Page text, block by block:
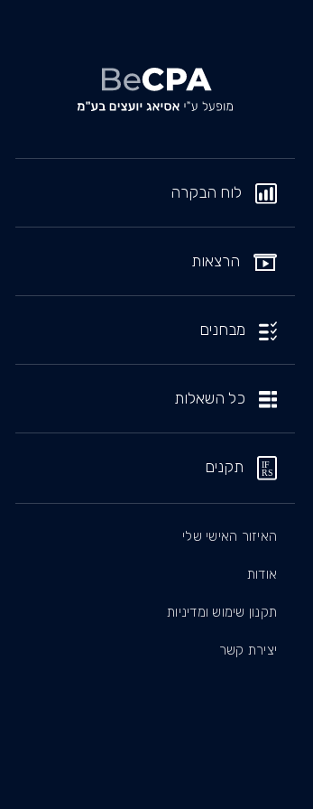
לוח הבקרה
הרצאות
מבחנים
כל השאלות
תקנים
האיזור האישי שלי
אודות
תקנון שימוש ומדיניות
יצירת קשר